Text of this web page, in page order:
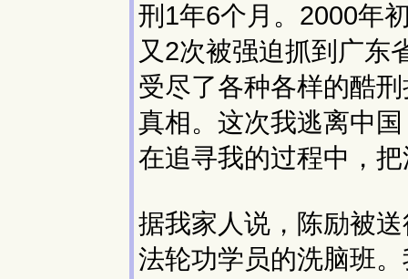
刑1年6个月。2000年
又2次被强迫抓到广东
受尽了各种各样的酷
真相。这次我逃离中
在追寻我的过程中，
据我家人说，陈励被
法轮功学员的洗脑班